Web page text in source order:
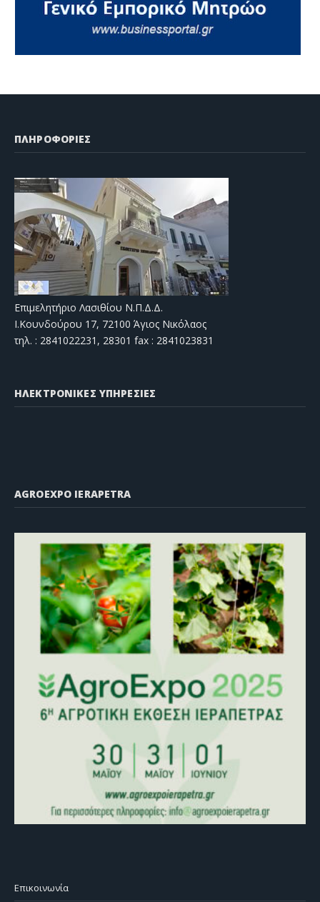
ΠΛΗΡΟΦΟΡΙΕΣ
Επιμελητήριο Λασιθίου Ν.Π.Δ.Δ.
Ι.Κουνδούρου 17, 72100 Άγιος Νικόλαος
τηλ. : 2841022231, 28301 fax : 2841023831
ΗΛΕΚΤΡΟΝΙΚΕΣ ΥΠΗΡΕΣΙΕΣ
AGROEXPO IERAPETRA
Επικοινωνία